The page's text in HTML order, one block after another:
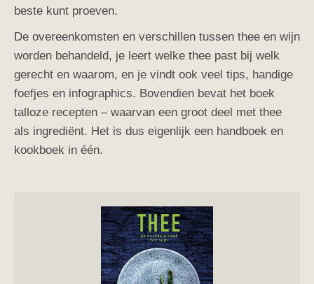
beste kunt proeven.
De overeenkomsten en verschillen tussen thee en wijn
worden behandeld, je leert welke thee past bij welk
gerecht en waarom, en je vindt ook veel tips, handige
foefjes en infographics. Bovendien bevat het boek
talloze recepten – waarvan een groot deel met thee
als ingrediënt. Het is dus eigenlijk een handboek en
kookboek in één.